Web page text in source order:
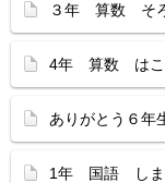
３年 算数 そ
4年 算数 はこ
ありがとう６年
1年 国語 しま